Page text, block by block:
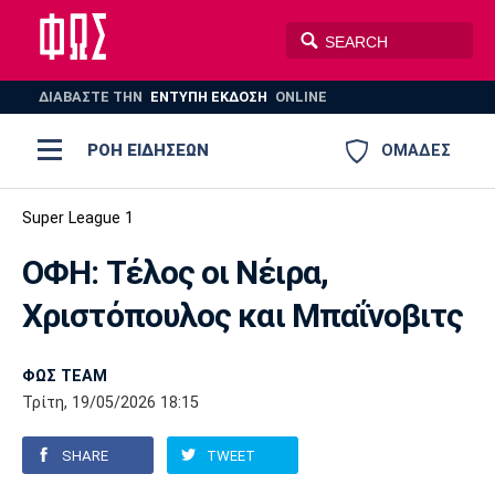
ΔΙΑΒΑΣΤΕ THN ΕΝΤΥΠΗ ΕΚΔΟΣΗ ONLINE
ΟΜΑΔΕΣ
ΡΟΗ ΕΙΔΗΣΕΩΝ
ΠΟΔΟΣΦΑΙΡΟ
ΠΟΛΟ
AUTO-MOTO
Ποδόσφαιρο
Super League 1
Super League 2
Γ Εθνική
Ελλάδα
Μπάσκετ
Ελλάδα
Εθνική
EuroLeague
Ολυμπιακοί Αγώνες
Βόλεϊ
Πόλο
Ολυμπιακός ΑΕΚ ΠΑΟΚ
Παναθηναϊκός Ατρόμητος
Super League 1
ΟΦΗ: Τέλος οι Νέιρα,
Χριστόπουλος και Μπαΐνοβιτς
ΦΩΣ TEAM
Τρίτη, 19/05/2026 18:15
SHARE TWEET